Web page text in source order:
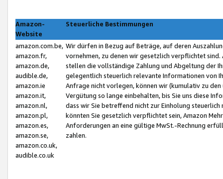
Amazon-
Website
Steuerliche Bestimmungen
amazon.com.be,
amazon.fr,
amazon.de,
audible.de,
amazon.ie
amazon.it,
amazon.nl,
amazon.pl,
amazon.es,
amazon.se,
amazon.co.uk,
audible.co.uk
Wir dürfen in Bezug auf Beträge, auf deren
vornehmen, zu denen wir gesetzlich verpflichtet
stellen die vollständige Zahlung und Abgeltung der
gelegentlich steuerlich relevante Informationen von
Anfrage nicht vorlegen, können wir (kumulativ zu
Vergütung so lange einbehalten, bis Sie uns diese
dass wir Sie betreffend nicht zur Einholung
könnten Sie gesetzlich verpflichtet sein, Amazon
Anforderungen an eine gültige MwSt.-Rechnung
zahlen.